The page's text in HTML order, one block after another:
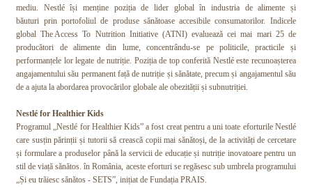
mediu. Nestlé își menține poziția de lider global în industria de alimente și
băuturi prin portofoliul de produse sănătoase accesibile consumatorilor. Indicele
global The Access To Nutrition Initiative (ATNI) evaluează cei mai mari 25 de
producători de alimente din lume, concentrându-se pe politicile, practicile și
performanțele lor legate de nutriție. Poziția de top conferită Nestlé este recunoașterea
angajamentului său permanent față de nutriție și sănătate, precum și angajamentul său
de a ajuta la abordarea provocărilor globale ale obezității și subnutriției.
Nestlé for Healthier Kids
Programul „Nestlé for Healthier Kids” a fost creat pentru a uni toate eforturile Nestlé
care susțin părinții și tutorii să crească copii mai sănătoși, de la activități de cercetare
și formulare a produselor până la servicii de educație și nutriție inovatoare pentru un
stil de viață sănătos. în România, aceste eforturi se regăsesc sub umbrela programului
„Și eu trăiesc sănătos - SETS”, inițiat de Fundația PRAIS.